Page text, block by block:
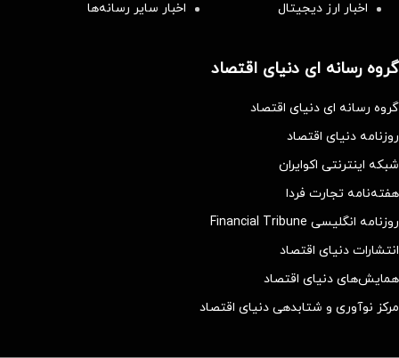
اخبار ارز دیجیتال
اخبار سایر رسانه‌‌ها
گروه رسانه ای دنیای اقتصاد
گروه رسانه ای دنیای اقتصاد
روزنامه دنیای اقتصاد
شبکه اینترنتی اکوایران
هفته‌نامه تجارت فردا
روزنامه انگلیسی Financial Tribune
انتشارات دنیای اقتصاد
همایش‌های دنیای اقتصاد
مرکز نوآوری و شتابدهی دنیای اقتصاد